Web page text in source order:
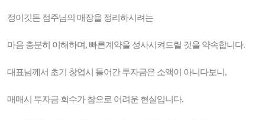
정이깃든 점주님의 매장을 정리하시려는
마음 충분히 이해하며, 빠른계약을 성사시켜드릴 것을 약속합니다.
대표님께서 초기 창업시 들어간 투자금은 소액이 아니다보니,
매매시 투자금 회수가 참으로 어려운 현실입니다.